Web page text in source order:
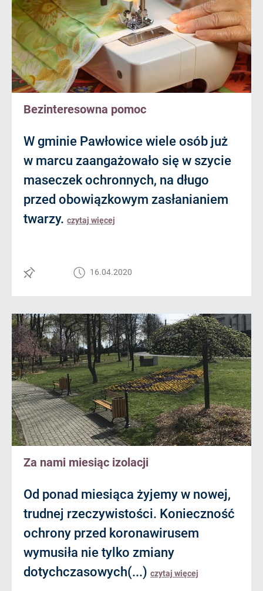
Bezinteresowna pomoc
W gminie Pawłowice wiele osób już
w marcu zaangażowało się w szycie
maseczek ochronnych, na długo
przed obowiązkowym zasłanianiem
twarzy. czytaj więcej
16.04.2020
Za nami miesiąc izolacji
Od ponad miesiąca żyjemy w nowej,
trudnej rzeczywistości. Konieczność
ochrony przed koronawirusem
wymusiła nie tylko zmiany
dotychczasowych(...) czytaj więcej